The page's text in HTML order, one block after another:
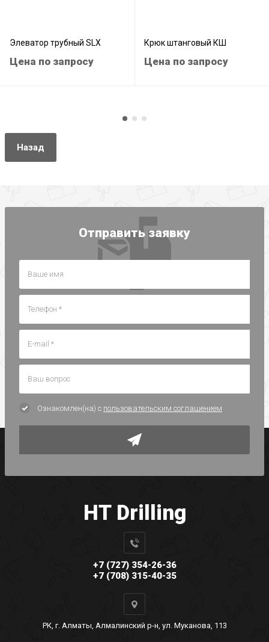
Элеватор трубный SLX
Цена по запросу
Крюк штанговый КШ
Цена по запросу
Назад
Отправить заявку
Ознакомлен(на) с пользовательским соглашением
HT Drilling
+7 (727) 354-26-36
+7 (708) 315-40-35
РК, г. Алматы, Алмалинский р-н, ул. Муканова, 113